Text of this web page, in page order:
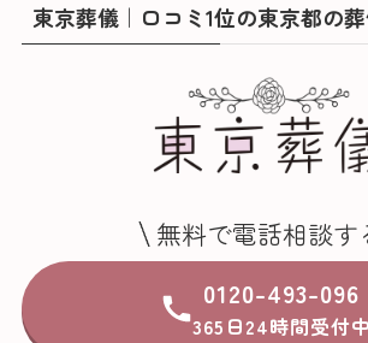
東京葬儀｜口コミ1位の東京都の
無料で電話相談す
0120-493-096
365日24時間受付中